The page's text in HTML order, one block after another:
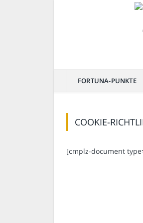
FORTUNA-PUNKTE
COOKIE-
[cmplz-document